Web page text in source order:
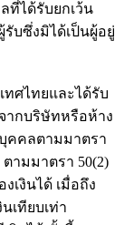
ที่ได้รับยกเว้น
บซึ่งมิได้เป็นผู้อยู่
ทศไทยและได้รับ
จากบริษัทหรือห้าง
คคลตามมาตรา
ามมาตรา 50(2)
เงินได้ เมื่อถึง
เทียบเท่า